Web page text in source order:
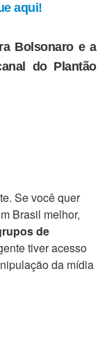
aqui!
Bolsonaro e a
do Plantão
Se você quer
Brasil melhor,
de
tiver acesso
da mídia